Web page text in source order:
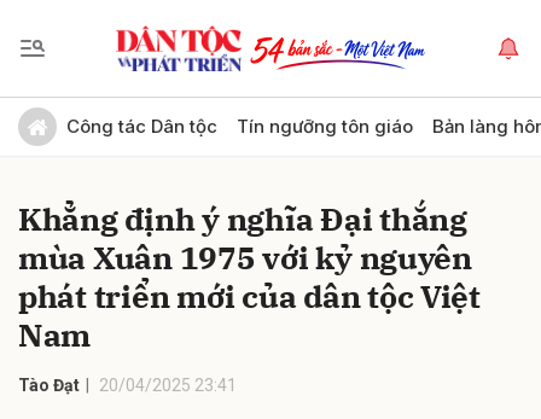
Công tác Dân tộc Tín ngưỡng tôn giáo Bản làng
Khẳng định ý nghĩa Đại thắng
mùa Xuân 1975 với kỷ nguyên
phát triển mới của dân tộc Việt
Nam
Tào Đạt 20/04/2025 23:41
Gửi bình luận